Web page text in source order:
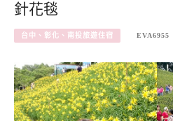
針花毯
台中、彰化、南投旅遊住宿 EVA6955